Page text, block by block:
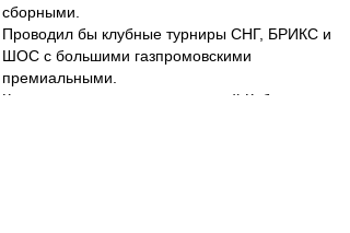
сборными.
Проводил бы клубные турниры СНГ, БРИКС и
ШОС с большими газпромовскими
премиальными.
Кто-то мешает возродить зимний Кубок